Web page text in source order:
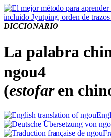
DICCIONARIO
La palabra
ngou4
(estofaren